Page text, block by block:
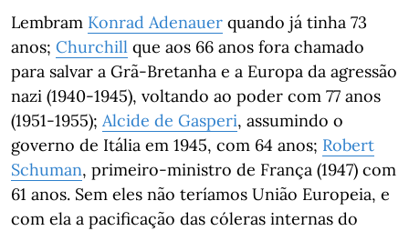
Lembram Konrad Adenauer quando já tinha 73
anos; Churchill que aos 66 anos fora chamado
para salvar a Grã-Bretanha e a Europa da agressão
nazi (1940-1945), voltando ao poder com 77 anos
(1951-1955); Alcide de Gasperi, assumindo o
governo de Itália em 1945, com 64 anos; Robert
Schuman, primeiro-ministro de França (1947) com
61 anos. Sem eles não teríamos União Europeia, e
com ela a pacificação das cóleras internas do